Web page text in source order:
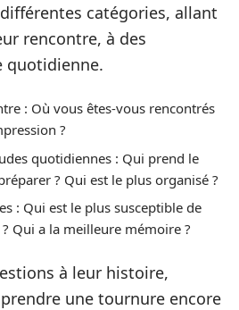
catégories, allant
rencontre, à des
quotidienne.
: Où vous êtes-vous rencontrés
?
quotidiennes : Qui prend le
? Qui est le plus organisé ?
: Qui est le plus susceptible de
Qui a la meilleure mémoire ?
à leur histoire,
une tournure encore